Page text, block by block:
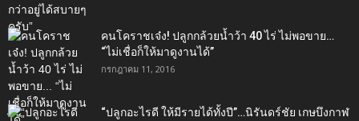
คนโคราชเจ๋ง! ปลูกกล้วยน้ำว้า 40 ไร่ ไม่พอขาย…
“ไม่เชื่อก็ให้มาดูงานได้”‬
กรกฎาคม 11, 2016
“ปลูกอะไรดี ให้มีรายได้ทั้งปี”…นิรันดร์ชัย เกษบึงกาฬ